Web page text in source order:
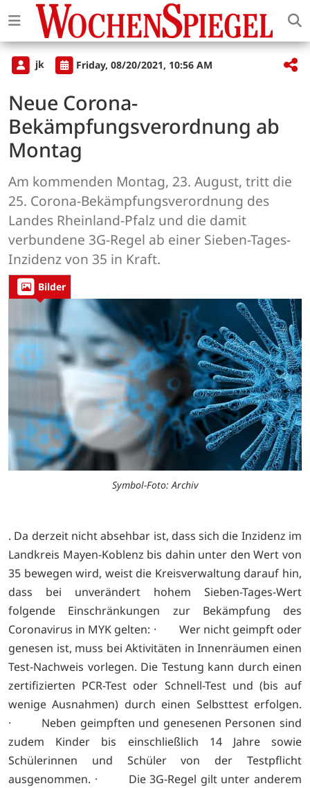
jk Friday, 08/20/2021, 10:56 AM
Neue Corona-
Bekämpfungsverordnung ab
Montag
Am kommenden Montag, 23. August, tritt die
25. Corona-Bekämpfungsverordnung des
Landes Rheinland-Pfalz und die damit
verbundene 3G-Regel ab einer Sieben-Tages-
Inzidenz von 35 in Kraft.
Bilder
Symbol-Foto: Archiv
. Da derzeit nicht absehbar ist, dass sich die Inzidenz im
Landkreis Mayen-Koblenz bis dahin unter den Wert von
35 bewegen wird, weist die Kreisverwaltung darauf hin,
dass bei unverändert hohem Sieben-Tages-Wert
folgende Einschränkungen zur Bekämpfung des
Coronavirus in MYK gelten: · Wer nicht geimpft oder
genesen ist, muss bei Aktivitäten in Innenräumen einen
Test-Nachweis vorlegen. Die Testung kann durch einen
zertifizierten PCR-Test oder Schnell-Test und (bis auf
wenige Ausnahmen) durch einen Selbsttest erfolgen.
· Neben geimpften und genesenen Personen sind
zudem Kinder bis einschließlich 14 Jahre sowie
Schülerinnen und Schüler von der Testpflicht
ausgenommen. · Die 3G-Regel gilt unter anderem